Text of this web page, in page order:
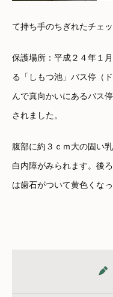
て持ち手のちぎれたチェ
保護場所：平成２４年１
る「しもつ池」バス停（
んで真向かいにあるバス
されました。
腹部に約３ｃｍ大の固い
白内障がみられます。後
は歯石がついて黄色くなっ